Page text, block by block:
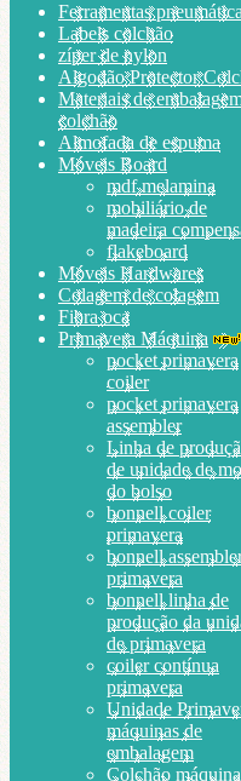
Ferramentas
Labels colchão
zíper de nylon
Algodão Protector
Materiais de
colchão
Almofada de espuma
Móveis Board
mdf melamina
mobiliário de
madeira
flakeboard
Móveis Hardwares
Colagem de colagem
Fibra oca
Primavera Máquina
pocket primavera
coiler
pocket primavera
assembler
Linha de
de unidade de
do bolso
bonnell coiler
primavera
bonnell
primavera
bonnell linha de
produção da
de primavera
coiler contínua
primavera
Unidade
máquinas de
embalagem
Colchão